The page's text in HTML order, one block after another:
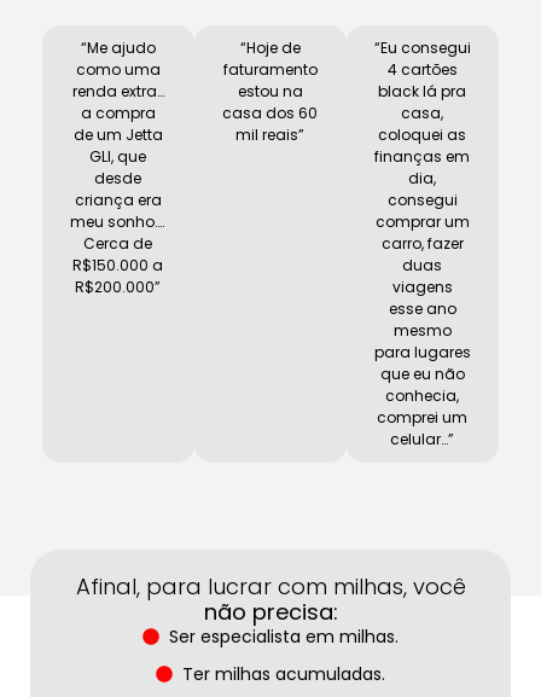
“Me ajudo
como uma
renda extra…
a compra
de um Jetta
GLI, que
desde
criança era
meu sonho….
Cerca de
R$150.000 a
R$200.000”
“Hoje de
faturamento
estou na
casa dos 60
mil reais”
“Eu consegui
4 cartões
black lá pra
casa,
coloquei as
finanças em
dia,
consegui
comprar um
carro, fazer
duas
viagens
esse ano
mesmo
para lugares
que eu não
conhecia,
comprei um
celular…”
Afinal, para lucrar com milhas, você
não precisa:
Ser especialista em milhas.
Ter milhas acumuladas.